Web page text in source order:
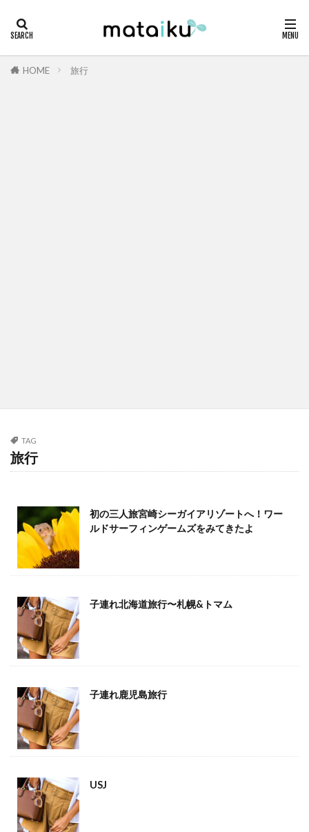
HOME 旅行
TAG
旅行
初の三人旅️宮崎シーガイアリゾートへ！ワー
ルドサーフィンゲームズをみてきたよ
子連れ北海道旅行〜札幌&トマム
子連れ鹿児島旅行
USJ